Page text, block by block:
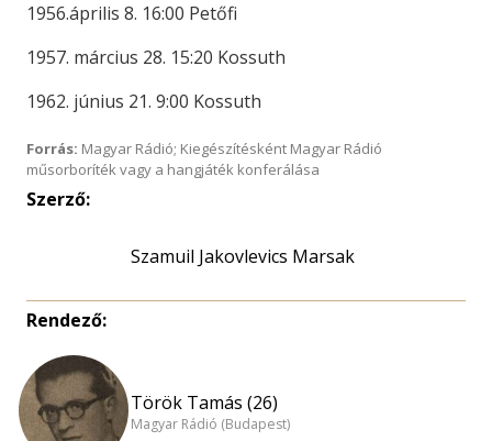
1956.április 8. 16:00 Petőfi
1957. március 28. 15:20 Kossuth
1962. június 21. 9:00 Kossuth
Forrás: Magyar Rádió; Kiegészítésként Magyar Rádió
műsorboríték vagy a hangjáték konferálása
Szerző:
Szamuil Jakovlevics Marsak
Rendező:
Török Tamás (26)
Magyar Rádió (Budapest)